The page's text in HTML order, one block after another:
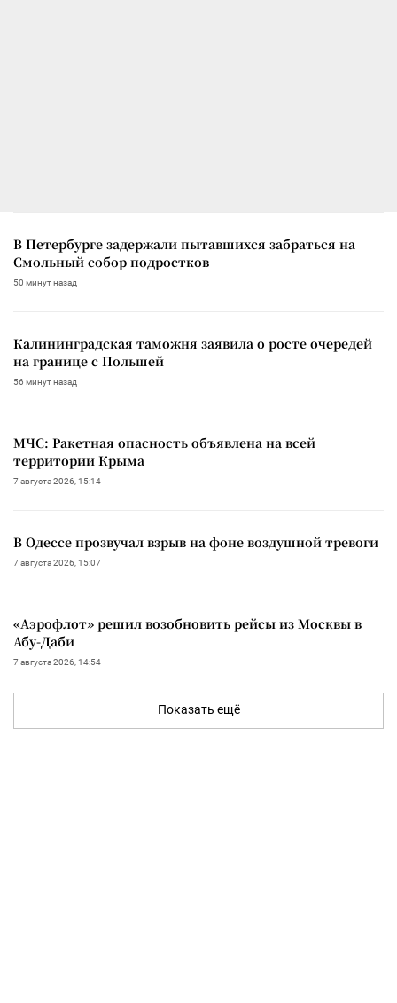
В Петербурге задержали пытавшихся забраться на
Смольный собор подростков
50 минут назад
Калининградская таможня заявила о росте очередей
на границе с Польшей
56 минут назад
МЧС: Ракетная опасность объявлена на всей
территории Крыма
7 августа 2026, 15:14
В Одессе прозвучал взрыв на фоне воздушной тревоги
7 августа 2026, 15:07
«Аэрофлот» решил возобновить рейсы из Москвы в
Абу-Даби
7 августа 2026, 14:54
Показать ещё